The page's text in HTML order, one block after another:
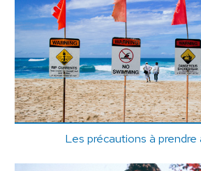
Les précautions à prendre